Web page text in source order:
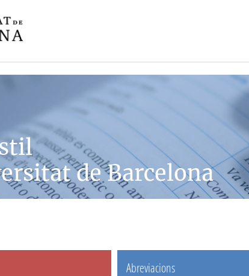
de Barcelona
Abreviacions